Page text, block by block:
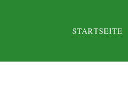
STARTSEITE